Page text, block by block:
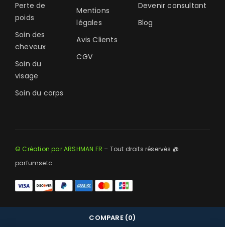
Devenir consultant
Blog
Mentions
légales
Avis Clients
CGV
Perte de
poids
Soin des
cheveux
Soin du
visage
Soin du corps
© Création par ARSHMAN.FR – Tout droits réservés @
parfumsetc
COMPARE (0)